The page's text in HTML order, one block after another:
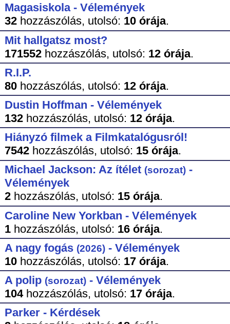
Magasiskola - Vélemények
32hozzászólás, utolsó: 10 órája.
Mit hallgatsz most?
171552hozzászólás, utolsó: 12 órája.
R.I.P.
80hozzászólás, utolsó: 12 órája.
Dustin Hoffman - Vélemények
132hozzászólás, utolsó: 12 órája.
Hiányzó filmek a Filmkatalógusról!
7542hozzászólás, utolsó: 15 órája.
Michael Jackson: Az ítélet (sorozat)-
Vélemények
2hozzászólás, utolsó: 15 órája.
Caroline New Yorkban - Vélemények
1hozzászólás, utolsó: 16 órája.
A nagy fogás (2026)- Vélemények
10hozzászólás, utolsó: 17 órája.
A polip (sorozat)- Vélemények
104hozzászólás, utolsó: 17 órája.
Parker - Kérdések